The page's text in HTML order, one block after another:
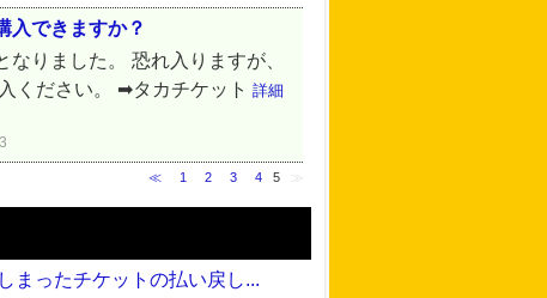
入できますか？
りました。 恐れ入りますが、
ください。 ➡タカチケット 詳細
≪ 1 2 3 4 5
まったチケットの払い戻し...